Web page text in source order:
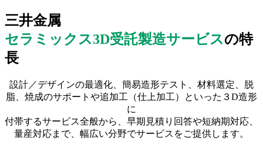
三井金属
セラミックス3D受託製造サービスの特
長
設計／デザインの最適化、簡易造形テスト、材料選定、脱
脂、焼成のサポートや追加工（仕上加工）といった３D造形
に
付帯するサービス全般から、早期見積り回答や短納期対応、
量産対応まで、幅広い分野でサービスをご提供します。